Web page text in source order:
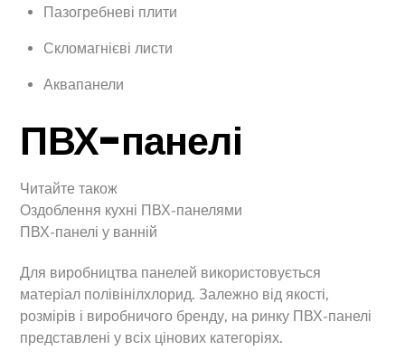
Пазогребневі плити
Скломагнієві листи
Аквапанели
ПВХ-панелі
Читайте також
Оздоблення кухні ПВХ-панелями
ПВХ-панелі у ванній
Для виробництва панелей використовується
матеріал полівінілхлорид. Залежно від якості,
розмірів і виробничого бренду, на ринку ПВХ-панелі
представлені у всіх цінових категоріях.